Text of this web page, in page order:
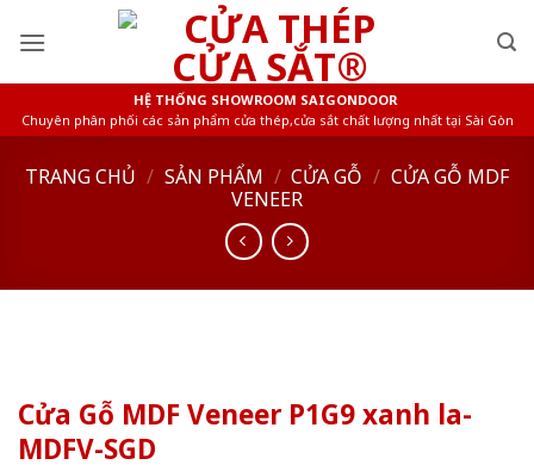
HỆ THỐNG SHOWROOM SAIGONDOOR
Chuyên phân phối các sản phẩm cửa thép,cửa sắt chất lượng nhất tại Sài Gòn
TRANG CHỦ / SẢN PHẨM / CỬA GỖ / CỬA GỖ MDF
VENEER
Cửa Gỗ MDF Veneer P1G9 xanh la-
MDFV-SGD